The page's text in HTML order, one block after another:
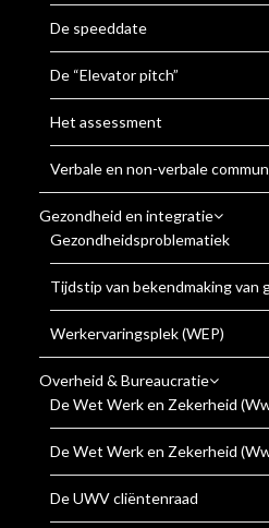
De speeddate
De “Elevator pitch”
Het assessment
Verbale en non-verbale
Gezondheid en integratie
Gezondheidsproblematiek
Tijdstip van bekendmaking van
Werkervaringsplek (WEP)
Overheid & Bureaucratie
De Wet Werk en Zekerheid
De Wet Werk en Zekerheid
De UWV cliëntenraad